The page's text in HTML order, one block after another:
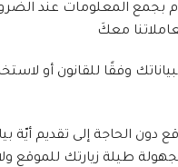
المعلومات عند
وفقًا للقانون أو
دون الحاجة إلى تقديم أيّة
طيلة زيارتك للموقع ولا